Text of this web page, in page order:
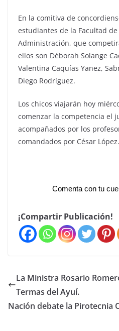
En la comitiva de
estudiantes de la Facultad de
Administración, que
ellos son Déborah Solange
Valentina Caquías Yanez,
Diego Rodríguez.
Los chicos viajarán hoy
comenzar la competencia el
acompañados por los
comandados por César López.
Comenta con tu
¡Compartir Publicación!
La Ministra Rosario
Termas del Ayuí.
Nación debate la Pirotecnia